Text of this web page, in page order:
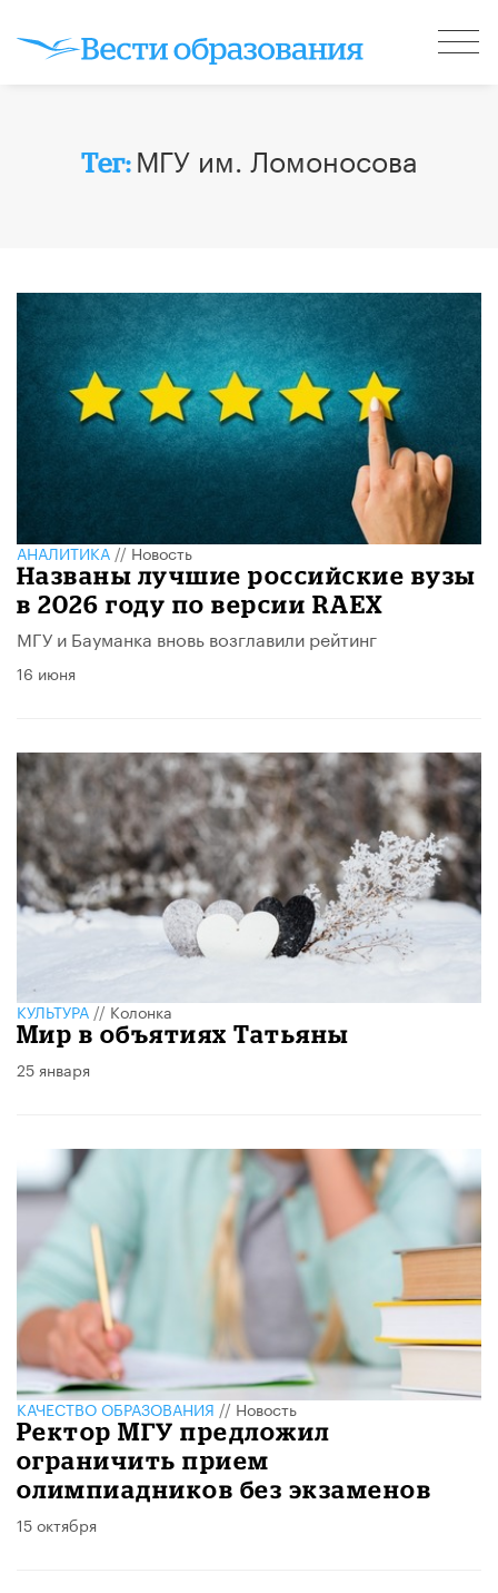
Тег: МГУ им. Ломоносова
АНАЛИТИКА//Новость
Названы лучшие российские вузы
в 2026 году по версии RAEX
МГУ и Бауманка вновь возглавили рейтинг
16 июня
КУЛЬТУРА//Колонка
Мир в объятиях Татьяны
25 января
КАЧЕСТВО ОБРАЗОВАНИЯ//Новость
Ректор МГУ предложил
ограничить прием
олимпиадников без экзаменов
15 октября